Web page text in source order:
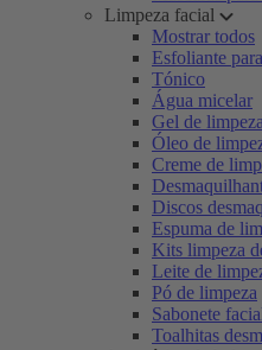
Limpeza facial
Mostrar todos
Esfoliante
Tónico
Água micelar
Gel de limpeza
Óleo de
Creme de
Discos
Espuma de
Kits limpeza
Leite de
Pó de limpeza
Sabonete
Toalhitas